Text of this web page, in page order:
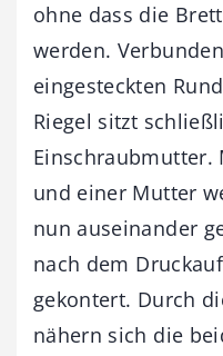
ohne dass die
werden.
eingesteckten
Riegel sitzt
Einschraubmutter.
und einer Mutter
nun auseinander
nach dem
gekontert. Durch
nähern sich die